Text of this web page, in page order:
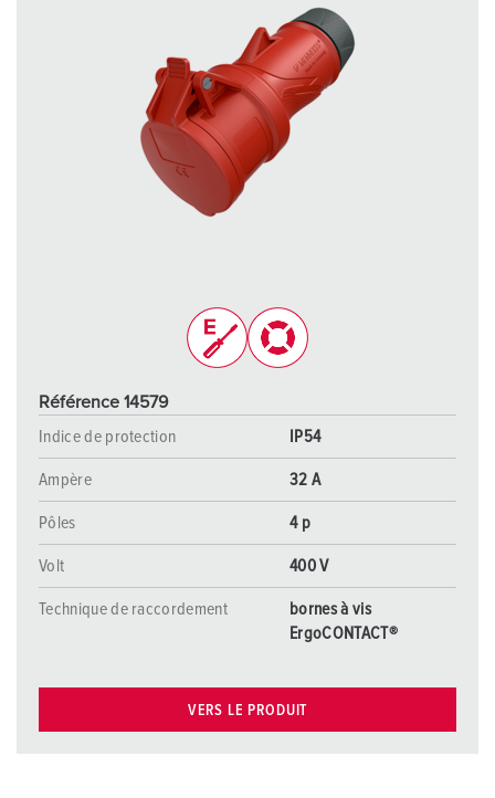
Référence 14579
Indice de protection
IP54
Ampère 32 A
Pôles 4 p
Volt 400 V
Technique de raccordement
bornes à vis
ErgoCONTACT®
VERS LE PRODUIT